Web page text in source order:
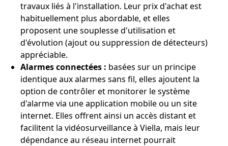
travaux liés à l'installation. Leur prix d'achat est
habituellement plus abordable, et elles
proposent une souplesse d'utilisation et
d'évolution (ajout ou suppression de détecteurs)
appréciable.
Alarmes connectées : basées sur un principe
identique aux alarmes sans fil, elles ajoutent la
option de contrôler et monitorer le système
d'alarme via une application mobile ou un site
internet. Elles offrent ainsi un accès distant et
facilitent la vidéosurveillance à Viella, mais leur
dépendance au réseau internet pourrait